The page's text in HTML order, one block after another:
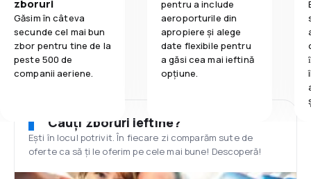
zboruri
Găsim în câteva
secunde cel mai bun
zbor pentru tine de la
peste 500 de
companii aeriene.
pentru a include
aeroporturile din
apropiere și alege
date flexibile pentru
a găsi cea mai ieftină
opțiune.
Cauți zboruri ieftine?
Ești în locul potrivit. În fiecare zi comparăm sute de
oferte ca să ți le oferim pe cele mai bune! Descoperă!